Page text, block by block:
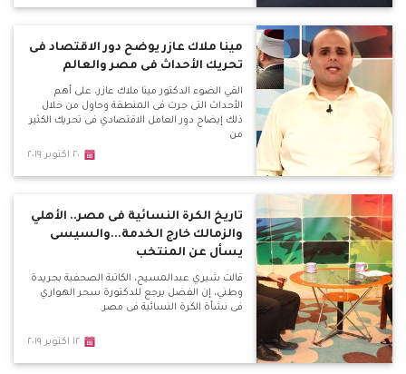
مينا ملاك عازر يوضح دور الاقتصاد فى
تحريك الأحداث فى مصر والعالم
القي الضوء الدكتور مينا ملاك عازر، على أهم
الأحداث التى جرت فى المنطقة وحاول من خلال
ذلك إيضاح دور العامل الاقتصادي فى تحريك الكثير
من
٢٠ اكتوبر ٢٠١٩
تاريخ الكرة النسائية فى مصر.. الأهلي
والزمالك خارج الخدمة...والسيسى
يسأل عن المنتخب
قالت شيري عبدالمسيح، الكاتبة الصحفية بجريدة
وطني، إن الفضل يرجع للدكتورة سحر الهواري
فى نشأة الكرة النسائية فى مصر.
١٢ اكتوبر ٢٠١٩